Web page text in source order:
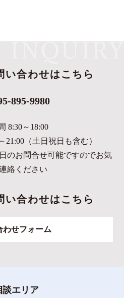
い合わせはこちら
895-9980
8:30～18:00
21:00（土日祝日も含む）
のお問合せ可能ですのでお気
絡ください
い合わせはこちら
わせフォーム
談エリア